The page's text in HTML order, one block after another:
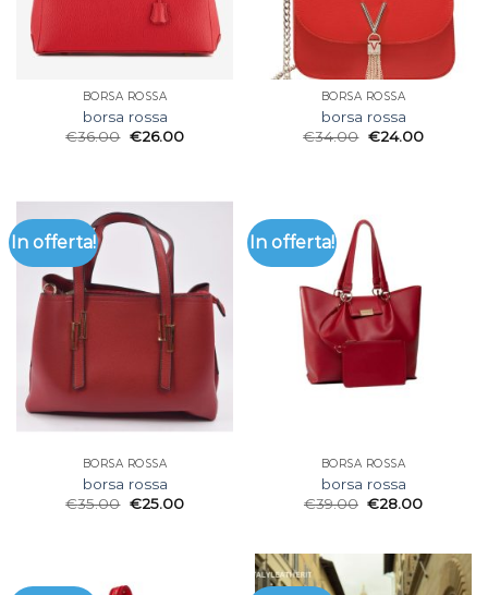
BORSA ROSSA
borsa rossa
€36.00 €26.00
BORSA ROSSA
borsa rossa
€34.00 €24.00
In offerta!
BORSA ROSSA
borsa rossa
€35.00 €25.00
In offerta!
BORSA ROSSA
borsa rossa
€39.00 €28.00